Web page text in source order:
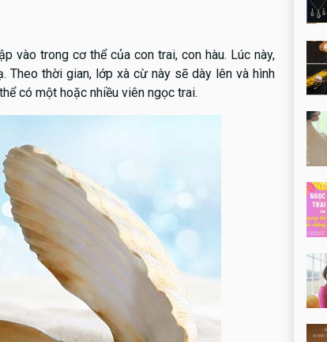
vào trong cơ thể của con trai, con hàu. Lúc này,
thời gian, lớp xà cừ này sẽ dày lên và hình
có một hoặc nhiều viên ngọc trai.